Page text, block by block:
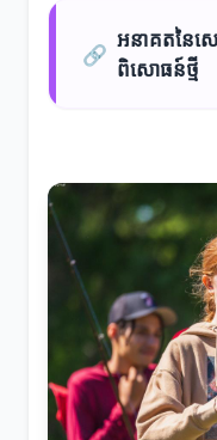
🔗
អនាគតនៃសេ
ពិសោធន៍ថ្មី